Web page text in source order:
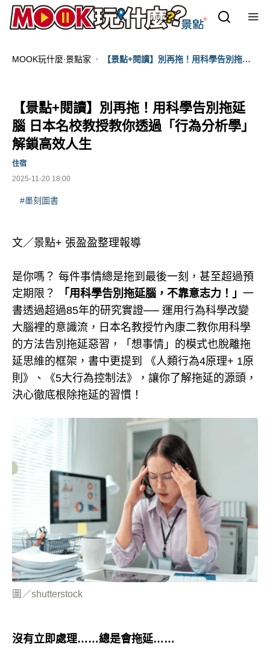
MOOK玩什麼‧景點家
【景點+閱讀】別再拖！用科學告別拖延
【景點+閱讀】別再拖！用科學告別拖延
腦 日本名校教授教你透過「行為分析學」
解鎖高效人生
2025-11-20 18:00
住宿
#墨刻圖書
文／景點+ 張盈盈整理報導
是你嗎？ 每件事情總是拖到最後一刻，甚至超過預
定期限？
「用科學告別拖延腦，不靠意志力！」 一
書透過超過85年的研究實證── 運用行為科學改變
大腦裡的意識流，日本名教授竹內康二教你用科學
的方法告別拖延惡習，「想事情」的模式也脫離拖
延思維的框架，書中更提到 《人類行為4原理+ 1原
則》、《5大行為控制法》，讓你了解拖延的源頭，
決心徹底根除拖延的習慣！
圖／shutterstock
沒有立即處理……總是會拖延……